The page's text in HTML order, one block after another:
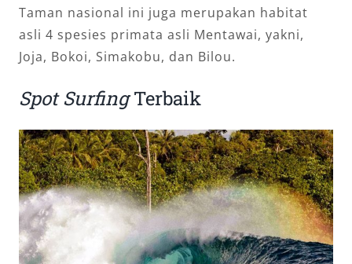
Taman nasional ini juga merupakan habitat
asli 4 spesies primata asli Mentawai, yakni,
Joja, Bokoi, Simakobu, dan Bilou.
Spot SurfingTerbaik